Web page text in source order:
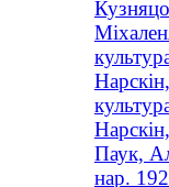
Паук,
нар.